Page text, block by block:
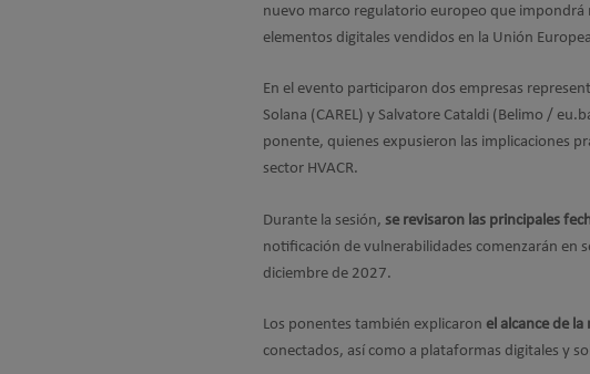
nuevo marco regulatorio europeo que
elementos digitales vendidos en la Unión
En el evento participaron dos empresas
Solana (CAREL) y Salvatore Cataldi (Belimo /
ponente, quienes expusieron las implicaciones
sector HVACR.
Durante la sesión, se revisaron las principales
notificación de vulnerabilidades comenzarán en
diciembre de 2027.
Los ponentes también explicaron el alcance de
conectados, así como a plataformas digitales y